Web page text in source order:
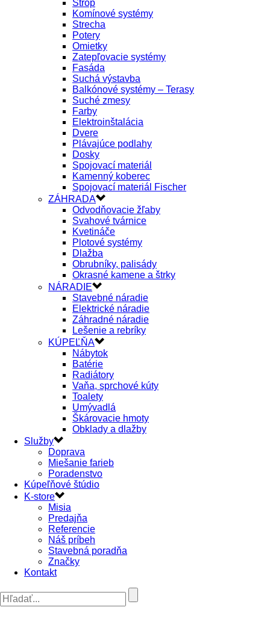
Strop
Komínové systémy
Strecha
Potery
Omietky
Zatepľovacie systémy
Fasáda
Suchá výstavba
Balkónové systémy – Terasy
Suché zmesy
Farby
Elektroinštalácia
Dvere
Plávajúce podlahy
Dosky
Spojovací materiál
Kamenný koberec
Spojovací materiál Fischer
ZÁHRADA
Odvodňovacie žľaby
Svahové tvárnice
Kvetináče
Plotové systémy
Dlažba
Obrubníky, palisády
Okrasné kamene a štrky
NÁRADIE
Stavebné náradie
Elektrické náradie
Záhradné náradie
Lešenie a rebríky
KÚPEĽŇA
Nábytok
Batérie
Radiátory
Vaňa, sprchové kúty
Toalety
Umývadlá
Škárovacie hmoty
Obklady a dlažby
Služby
Doprava
Miešanie farieb
Poradenstvo
Kúpeľňové štúdio
K-store
Misia
Predajňa
Referencie
Náš príbeh
Stavebná poradňa
Značky
Kontakt